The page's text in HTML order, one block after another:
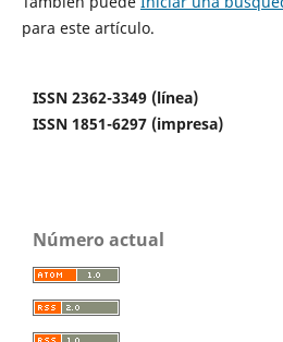
para este artículo.
ISSN 2362-3349 (línea)
ISSN 1851-6297 (impresa)
Número actual